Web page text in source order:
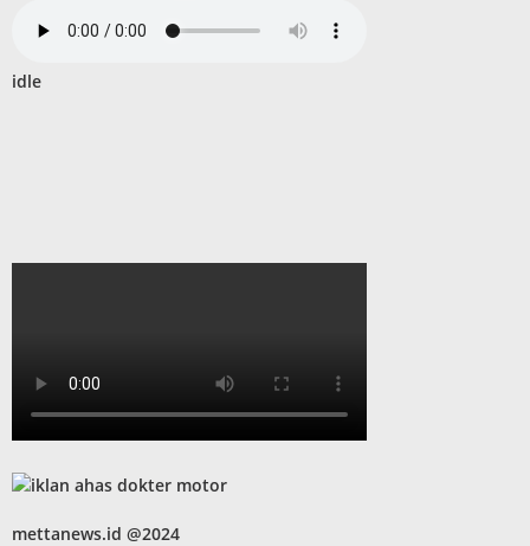
idle
mettanews.id @2024